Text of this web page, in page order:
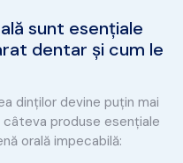
sunt esențiale
dentar și cum le
dinților devine puțin mai
câteva produse esențiale
orală impecabilă: